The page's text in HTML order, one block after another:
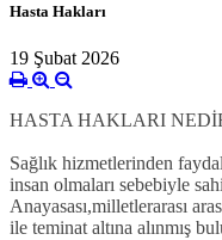
Hasta Hakları
19 Şubat 2026
HASTA HAKLARI
Sağlık hizmetlerinden
insan olmaları sebebiyle
Anayasası,milletlerarası
ile teminat altına alınmış